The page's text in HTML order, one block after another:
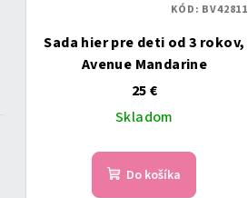
Sada hier pre deti od 3 rokov,
Avenue Mandarine
25 €
Skladom
Do košíka
KÓD: BV42811